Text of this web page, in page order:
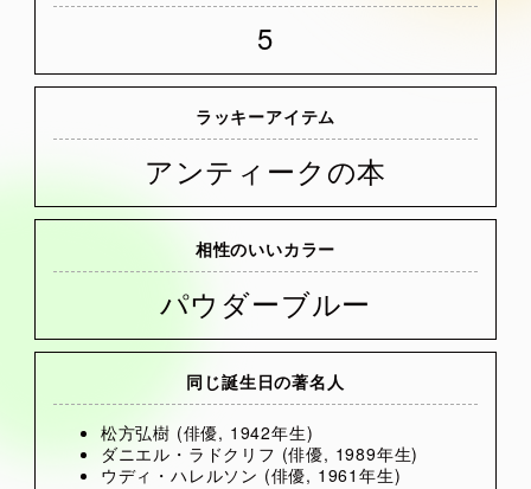
5
ラッキーアイテム
アンティークの本
相性のいいカラー
パウダーブルー
同じ誕生日の著名人
松方弘樹 (俳優, 1942年生)
ダニエル・ラドクリフ (俳優, 1989年生)
ウディ・ハレルソン (俳優, 1961年生)